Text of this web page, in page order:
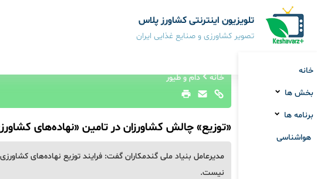
تلویزیون اینترنتی کشاورز پلاس
تصویر کشاورزی و صنایع غذایی ایران
خانه
بخش ها
برنامه ها
هواشناسی
خانه دام و طیور
«توزیع» چالش کشاورزان در تامین «نهاده‌های
مدیرعامل بنیاد ملی گندمکاران گفت: فرایند توزیع نهاده‌های
نیست.